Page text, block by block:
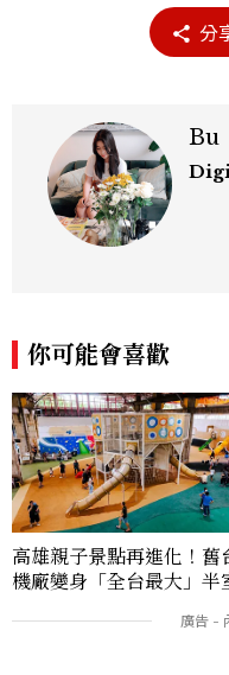
分
Bu
你可能會喜歡
高雄親子景點再進化！舊
機廠變身「全台最大」半